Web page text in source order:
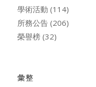
學術活動 (114)
所務公告(206)
榮譽榜(32)
彙整